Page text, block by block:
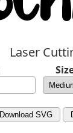
Laser
Download SVG